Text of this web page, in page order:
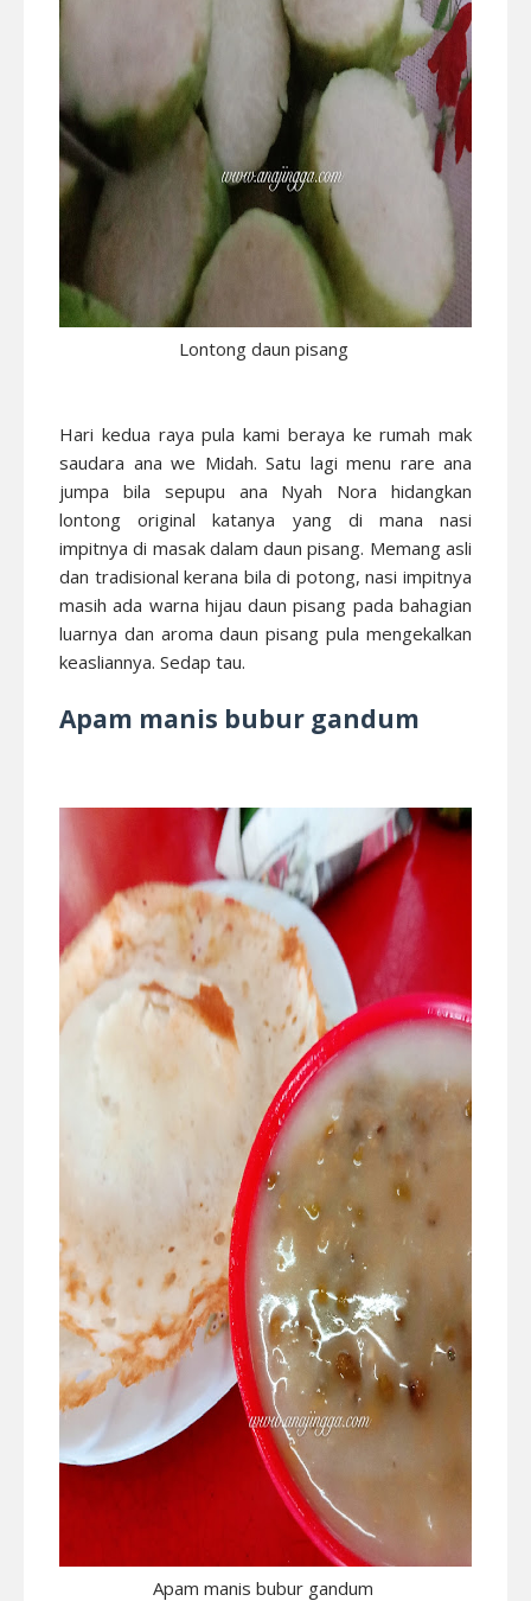
Lontong daun pisang
Hari kedua raya pula kami beraya ke rumah mak
saudara ana we Midah. Satu lagi menu rare ana
jumpa bila sepupu ana Nyah Nora hidangkan
lontong original katanya yang di mana nasi
impitnya di masak dalam daun pisang. Memang asli
dan tradisional kerana bila di potong, nasi impitnya
masih ada warna hijau daun pisang pada bahagian
luarnya dan aroma daun pisang pula mengekalkan
keasliannya. Sedap tau.
Apam manis bubur gandum
Apam manis bubur gandum